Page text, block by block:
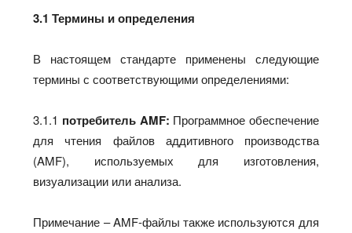
3.1 Термины и определения
В настоящем стандарте применены следующие
термины с соответствующими определениями:
3.1.1 потребитель AMF: Программное обеспечение
для чтения файлов аддитивного производства
(AMF), используемых для изготовления,
визуализации или анализа.
Примечание – AMF-файлы также используются для